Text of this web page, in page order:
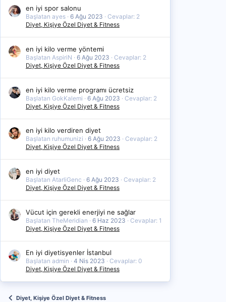
en iyi spor salonu
Başlatan ayes 6 Ağu 2023
Cevaplar: 2
Diyet, Kişiye Özel Diyet & Fitness
en iyi kilo verme yöntemi
Başlatan AspiriN 6 Ağu 2023
Cevaplar: 2
Diyet, Kişiye Özel Diyet & Fitness
en iyi kilo verme programı ücretsiz
Başlatan GokKalemi 6 Ağu 2023
Cevaplar: 2
Diyet, Kişiye Özel Diyet & Fitness
en iyi kilo verdiren diyet
Başlatan ruhumunizi 6 Ağu 2023
Cevaplar: 2
Diyet, Kişiye Özel Diyet & Fitness
en iyi diyet
Başlatan AtarliGenc 6 Ağu 2023
Cevaplar: 2
Diyet, Kişiye Özel Diyet & Fitness
Vücut için gerekli enerjiyi ne sağlar
Başlatan TheMeridian 6 Haz 2023
Cevaplar: 1
Diyet, Kişiye Özel Diyet & Fitness
En iyi diyetisyenler İstanbul
Başlatan admin 4 Nis 2023
Cevaplar: 0
Diyet, Kişiye Özel Diyet & Fitness
Diyet, Kişiye Özel Diyet & Fitness